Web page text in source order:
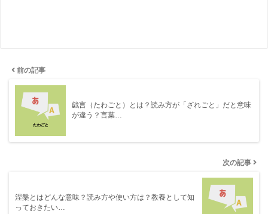
前の記事
戯言（たわごと）とは？読み方が「ざれごと」だと意味
が違う？言葉…
次の記事
涅槃とはどんな意味？読み方や使い方は？教養として知
っておきたい…